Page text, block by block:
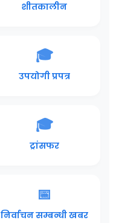
शीतकालीन
🎓
उपयोगी प्रपत्र
🎓
ट्रांसफर
📅
निर्वाचन सम्बन्धी खबर